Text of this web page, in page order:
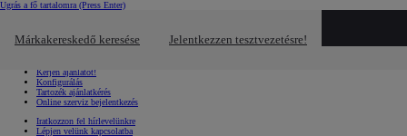
Ugrás a fő tartalomra (Press Enter)
Márkakereskedő keresése Jelentkezzen tesztvezetésre!
Gyors linkek Kattintson ide a bezáráshoz
Kérjen ajánlatot!
Konfigurálás
Tartozék ajánlatkérés
Online szerviz bejelentkezés
Iratkozzon fel hírlevelünkre
Lépjen velünk kapcsolatba